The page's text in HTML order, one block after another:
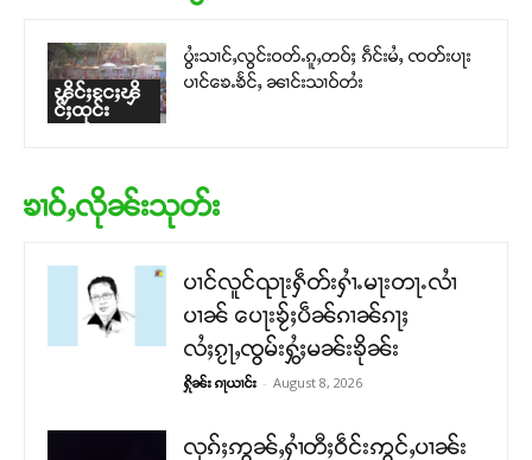
ၾိင်ႈငႄႈၾိ
င်ႈထုင်း
ပွႆးသၢင်ႇလွင်းဝတ်ႉၵူႇတဝ်ႈ ၵဵင်းမႆႇ ၸတ်းပႃး
ပၢင်ၶေႉၶႅင်ႇ ၼၢင်းသၢဝ်တႆး
ၶၢဝ်ႇလိုၼ်းသုတ်း
ပၢင်လူင်ၺႃးႁဵတ်းႁၢႆႉမႃးတႃႉလၢႆ
ပၢၼ် ​​ပေႃးၶႂ်ႈပဵၼ်ၵၢၼ်ၵႃႈ
လႆႈၵႂႃႇၸွမ်းႁွႆႈမၼ်းၶိုၼ်း
ႁိုၼ်း ၵႃယၢင်း - August 8, 2026
လုၵ်ႈဢွၼ်ႇႁၢႆတီႈဝဵင်းဢွင်ႇပၢၼ်း